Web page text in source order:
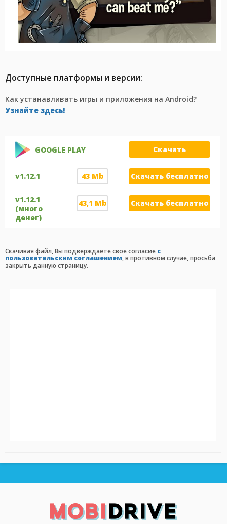
Доступные платформы и версии:
Как устанавливать игры и приложения на Android?
Узнайте здесь!
GOOGLE PLAY Скачать
v1.12.1 43 Mb Скачать бесплатно
v1.12.1
(много
денег)
43,1 Mb Скачать бесплатно
Cкачивая файл, Вы подверждаете свое согласие с
пользовательским соглашением, в противном случае, просьба
закрыть данную страницу.